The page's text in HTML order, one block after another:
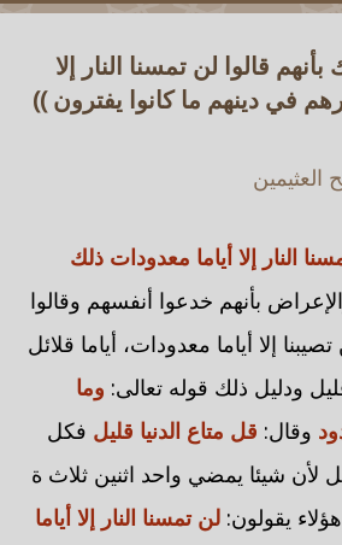
قالوا لن تمسنا النار إلا
في دينهم ما كانوا يفترون ))
النار إلا أياما معدودات ذلك
بأنهم خدعوا أنفسهم وقالوا
إلا أياما معدودات، أياما قلائل
ودليل ذلك قوله تعالى: وما
وقال: قل متاع الدنيا قليل فكل
لأن شيئا يمضي واحد اثنين ثلاث ة
يقولون: لن تمسنا النار إلا أياما